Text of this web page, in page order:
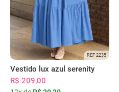
REF 2235
Vestido lux azul serenity
R$ 209,00